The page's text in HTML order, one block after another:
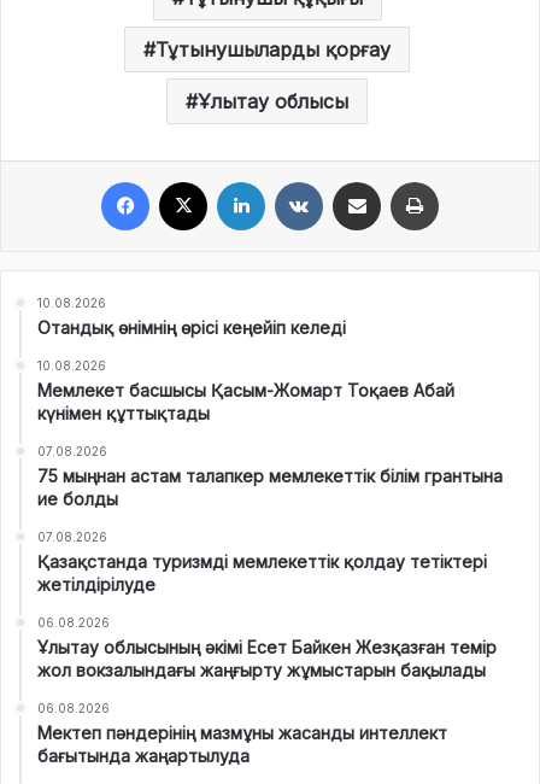
Тұтынушыларды қорғау
Ұлытау облысы
10.08.2026
Отандық өнімнің өрісі кеңейіп келеді
10.08.2026
Мемлекет басшысы Қасым-Жомарт Тоқаев Абай
күнімен құттықтады
07.08.2026
75 мыңнан астам талапкер мемлекеттік білім грантына
ие болды
07.08.2026
Қазақстанда туризмді мемлекеттік қолдау тетіктері
жетілдірілуде
06.08.2026
Ұлытау облысының әкімі Есет Байкен Жезқазған темір
жол вокзалындағы жаңғырту жұмыстарын бақылады
06.08.2026
Мектеп пәндерінің мазмұны жасанды интеллект
бағытында жаңартылуда